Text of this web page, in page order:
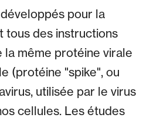
pour la
tous des instructions
même protéine virale
(protéine "spike", ou
utilisée par le virus
cellules. Les études